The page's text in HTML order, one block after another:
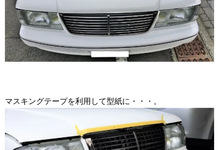
マスキングテープを利用して型紙に・・・。